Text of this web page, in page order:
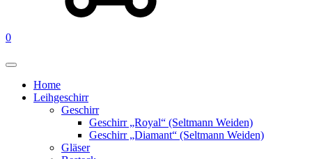
0
Home
Leihgeschirr
Geschirr
Geschirr „Royal“ (Seltmann Weiden)
Geschirr „Diamant“ (Seltmann Weiden)
Gläser